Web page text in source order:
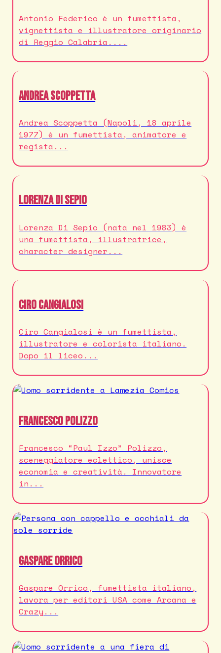
Antonio Federico è un fumettista,
vignettista e illustratore originario
di Reggio Calabria....
Andrea Scoppetta
Andrea Scoppetta (Napoli, 18 aprile
1977) è un fumettista, animatore e
regista...
Lorenza Di Sepio
Lorenza Di Sepio (nata nel 1983) è
una fumettista, illustratrice,
character designer...
Ciro Cangialosi
Ciro Cangialosi è un fumettista,
illustratore e colorista italiano.
Dopo il liceo...
Francesco Polizzo
Francesco “Paul Izzo” Polizzo,
sceneggiatore eclettico, unisce
economia e creatività. Innovatore
in...
Gaspare Orrico
Gaspare Orrico, fumettista italiano,
lavora per editori USA come Arcana e
Crazy...